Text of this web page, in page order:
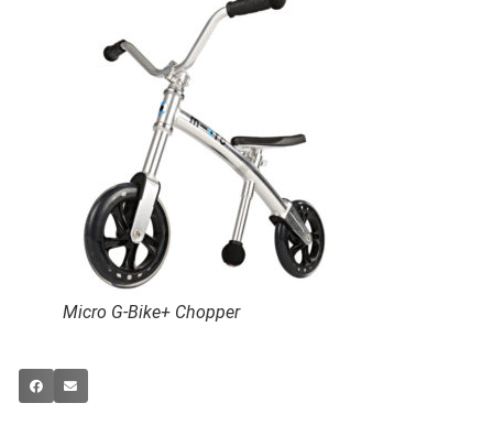
Micro G-Bike+ Chopper